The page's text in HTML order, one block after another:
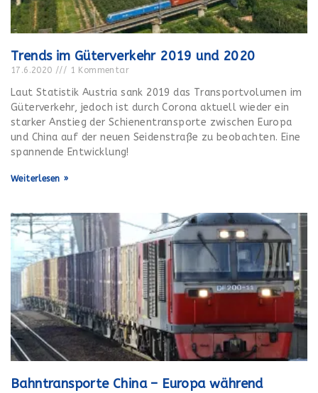
Trends im Güterverkehr 2019 und 2020
17.6.2020 1 Kommentar
Laut Statistik Austria sank 2019 das Transportvolumen im
Güterverkehr, jedoch ist durch Corona aktuell wieder ein
starker Anstieg der Schienentransporte zwischen Europa
und China auf der neuen Seidenstraße zu beobachten. Eine
spannende Entwicklung!
Weiterlesen »
Bahntransporte China – Europa während